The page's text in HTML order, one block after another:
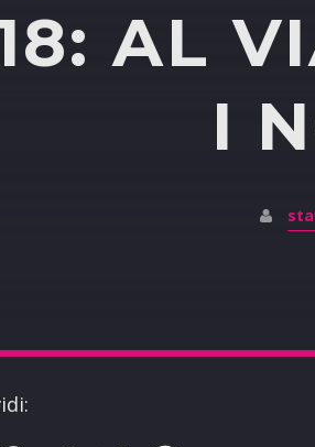
AL
I